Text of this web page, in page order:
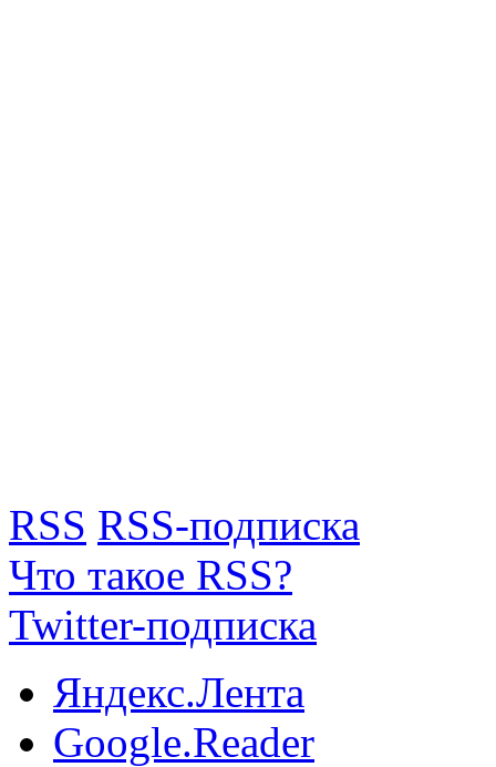
RSS RSS-подписка
Что такое RSS?
Twitter-подписка
Яндекс.Лента
Google.Reader